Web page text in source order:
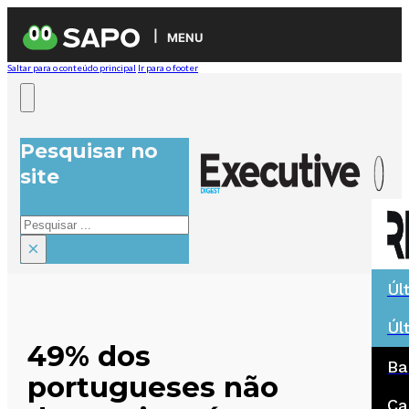
MENU
Saltar para o conteúdo principal Ir para o footer
Pesquisar no
site
Pesquisar
×
49% dos
portugueses não